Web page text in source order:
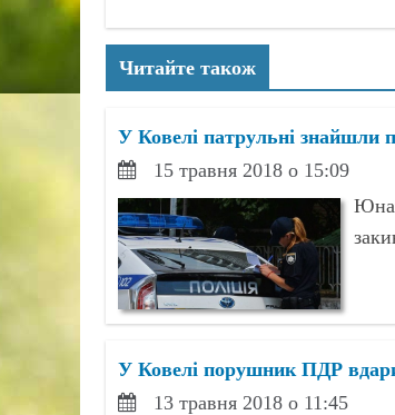
Читайте також
У Ковелі патрульні знайшли
15 травня 2018 о 15:09
У Ковелі порушник ПДР
13 травня 2018 о 11:45